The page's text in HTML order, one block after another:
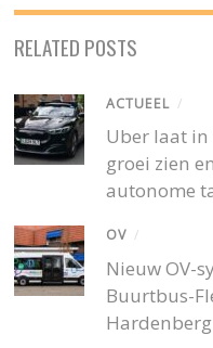
RELATED POSTS
ACTUEEL /
Uber laat
groei zien
autonome
OV /
Nieuw OV-
Buurtbus-
Hardenberg